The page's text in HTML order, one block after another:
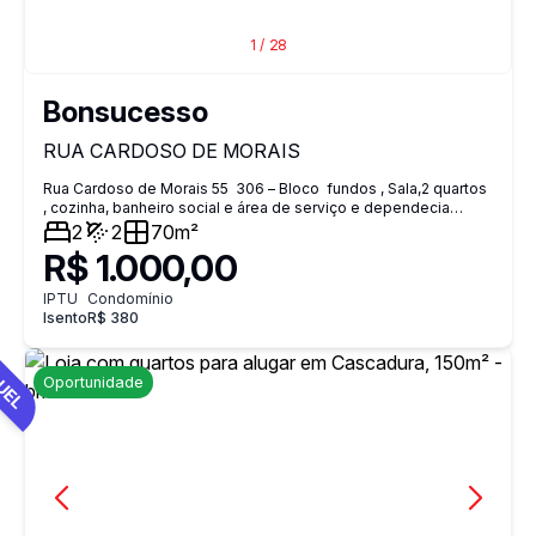
1 / 28
Bonsucesso
RUA CARDOSO DE MORAIS
Rua Cardoso de Morais 55 306 – Bloco fundos , Sala,2 quartos
, cozinha, banheiro social e área de serviço e dependecia
completa Comércio: Região farta em mercados, farmácias e
conveniências locais. BM3 IMÓVEIS Endereço: Rua Cardoso de
Morais, nº 242 Horário: Segunda a Sexta, das 9h às 17h
Telefones: (21) 3868-3850 | 2290-5399 WhatsApp: (21) 96493-
3136 Locação: Trabalhamos exclusivamente com Seguro
Fiança (não aceitamos depósito).
2 2 70m²
R$ 1.000,00
IPTU
Isento
Condomínio
R$ 380
Oportunidade